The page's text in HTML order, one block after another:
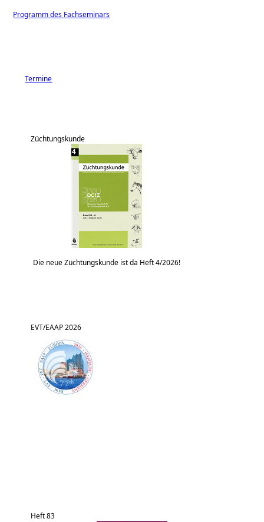
Programm des Fachseminars
Termine
Züchtungskunde
Die neue Züchtungskunde ist da Heft 4/2026!
EVT/EAAP 2026
Heft 83